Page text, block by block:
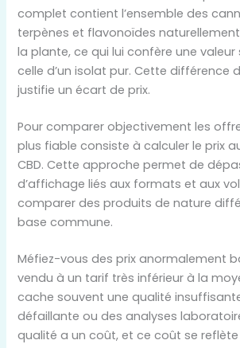
complet contient l’ensemble des
terpènes et flavonoïdes
la plante, ce qui lui confère une valeur
celle d’un isolat pur. Cette différence
justifie un écart de prix.
Pour comparer objectivement les
plus fiable consiste à calculer le prix
CBD. Cette approche permet de
d’affichage liés aux formats et aux
comparer des produits de nature
base commune.
Méfiez-vous des prix anormalement
vendu à un tarif très inférieur à la
cache souvent une qualité
défaillante ou des analyses
qualité a un coût, et ce coût se